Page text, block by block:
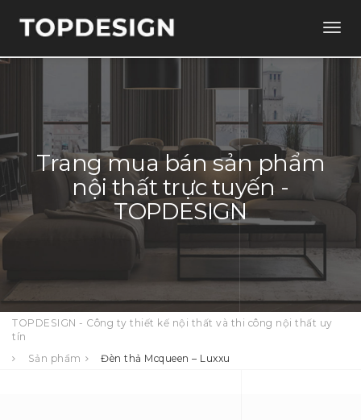
Trang mua bán sản phẩm
nội thất trực tuyến -
TOPDESIGN
TOPDESIGN - Công ty thiết kế nội thất và thi công nội thất uy
tín
Sản phẩm
Đèn thả Mcqueen – Luxxu